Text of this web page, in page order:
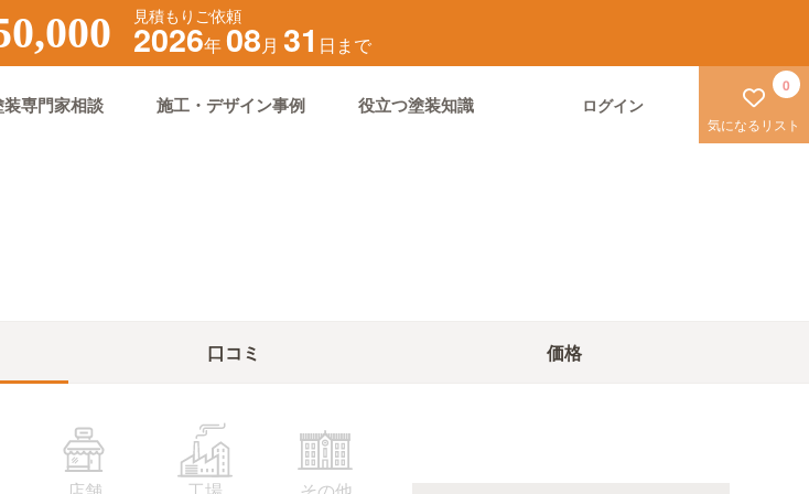
見積もりご依頼
2026年08月 31 日まで
装専門家相談 施工・デザイン事例 役立つ塗装知識 ログイン
気になるリスト
0
口コミ 価格